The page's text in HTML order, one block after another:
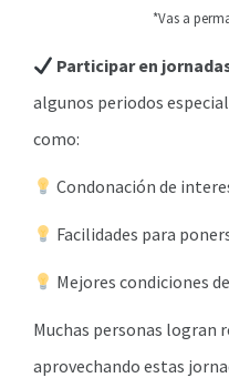
*Vas a
Participar en
algunos periodos
como:
Condonación de
Facilidades para
Mejores condiciones
Muchas personas logran
aprovechando estas